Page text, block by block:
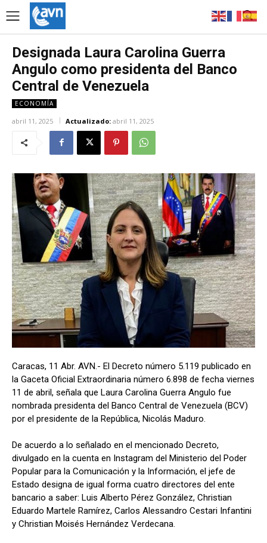
Designada Laura Carolina Guerra
Angulo como presidenta del Banco
Central de Venezuela
ECONOMÍA
abril 11, 2025 Actualizado: abril 11, 2025
Caracas, 11 Abr. AVN.- El Decreto número 5.119 publicado en
la Gaceta Oficial Extraordinaria número 6.898 de fecha viernes
11 de abril, señala que Laura Carolina Guerra Angulo fue
nombrada presidenta del Banco Central de Venezuela (BCV)
por el presidente de la República, Nicolás Maduro.
De acuerdo a lo señalado en el mencionado Decreto,
divulgado en la cuenta en Instagram del Ministerio del Poder
Popular para la Comunicación y la Información, el jefe de
Estado designa de igual forma cuatro directores del ente
bancario a saber: Luis Alberto Pérez González, Christian
Eduardo Martele Ramírez, Carlos Alessandro Cestari Infantini
y Christian Moisés Hernández Verdecana.